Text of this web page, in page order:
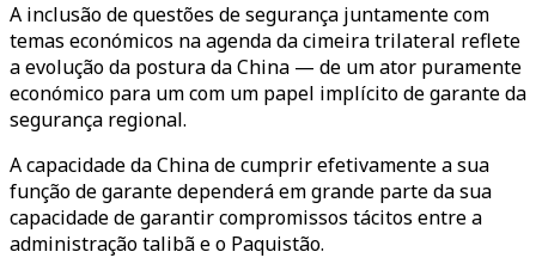
A inclusão de questões de segurança juntamente com
temas económicos na agenda da cimeira trilateral reflete
a evolução da postura da China — de um ator puramente
económico para um com um papel implícito de garante da
segurança regional.
A capacidade da China de cumprir efetivamente a sua
função de garante dependerá em grande parte da sua
capacidade de garantir compromissos tácitos entre a
administração talibã e o Paquistão.